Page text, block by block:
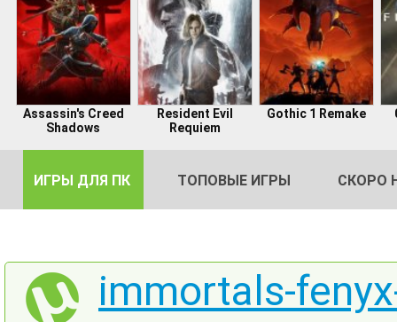
Assassin's Creed
Shadows
Resident Evil
Requiem
Gothic 1 Remake
ИГРЫ ДЛЯ ПК ТОПОВЫЕ ИГРЫ СКОРО
immortals-